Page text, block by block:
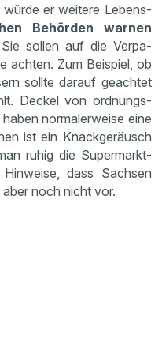
würde er weitere Lebens­
Behörden warnen
Sie sollen auf die Verpa­
achten. Zum Beispiel, ob
sollte darauf geachtet
Deckel von ordnungs­
norma­ler­weise eine
ist ein Knack­ge­räusch
ruhig die Super­markt-
dass Sachsen
noch nicht vor.